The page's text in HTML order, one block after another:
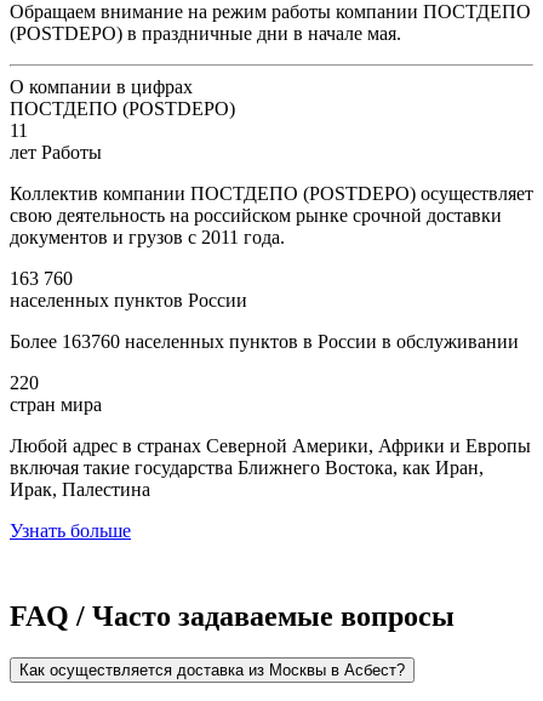
Обращаем внимание на режим работы компании ПОСТДЕПО
(POSTDEPO) в праздничные дни в начале мая.
О компании в цифрах
ПОСТДЕПО (POSTDEPO)
11
лет Работы
Коллектив компании ПОСТДЕПО (POSTDEPO) осуществляет
свою деятельность на российском рынке срочной доставки
документов и грузов с 2011 года.
163 760
населенных пунктов России
Более 163760 населенных пунктов в России в обслуживании
220
стран мира
Любой адрес в странах Северной Америки, Африки и Европы
включая такие государства Ближнего Востока, как Иран,
Ирак, Палестина
Узнать больше
FAQ / Часто задаваемые вопросы
Как осуществляется доставка из Москвы в Асбест?